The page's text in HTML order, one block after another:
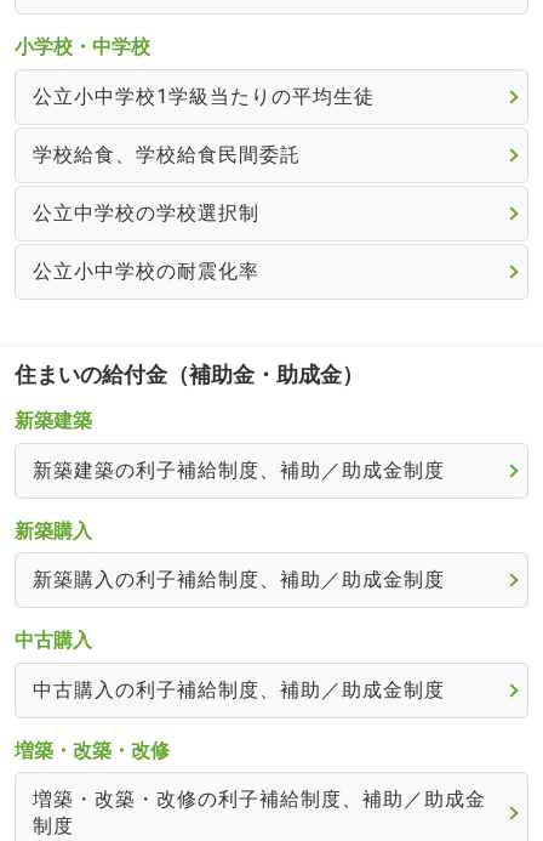
小学校・中学校
公立小中学校1学級当たりの平均生徒
学校給食、学校給食民間委託
公立中学校の学校選択制
公立小中学校の耐震化率
住まいの給付金（補助金・助成金）
新築建築
新築建築の利子補給制度、補助／助成金制度
新築購入
新築購入の利子補給制度、補助／助成金制度
中古購入
中古購入の利子補給制度、補助／助成金制度
増築・改築・改修
増築・改築・改修の利子補給制度、補助／助成金
制度